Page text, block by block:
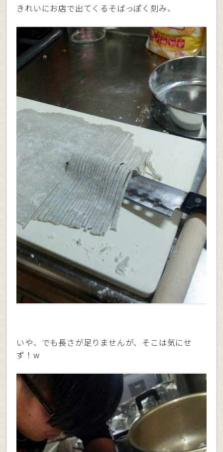
きれいにお店で出てくるそばっぽく刻み、
いや、でも長さが足りませんが、そこは気にせ
ず！w